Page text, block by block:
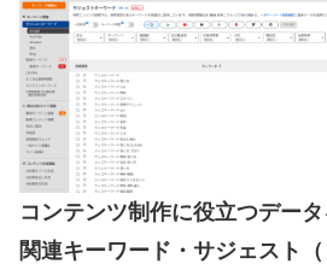
コンテンツ制作に役立つデータ
関連キーワード・サジェスト